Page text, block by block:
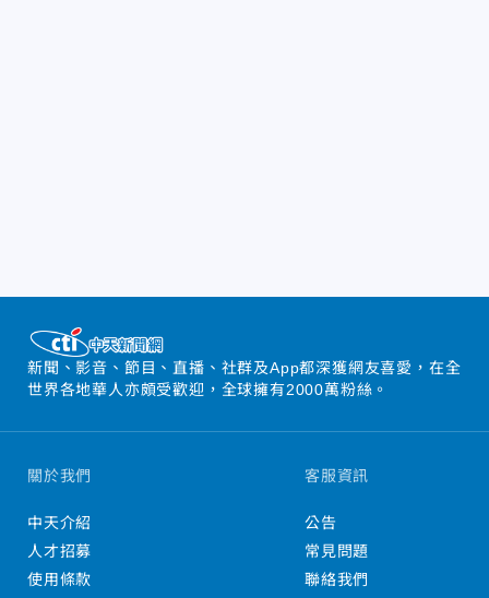
新聞、影音、節目、直播、社群及App都深獲網友喜愛，在全
世界各地華人亦頗受歡迎，全球擁有2000萬粉絲。
關於我們
中天介紹
人才招募
使用條款
客服資訊
公告
常見問題
聯絡我們